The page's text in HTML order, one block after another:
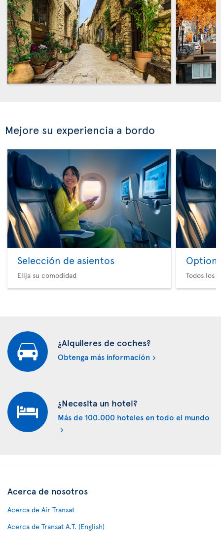
Mejore su experiencia a bordo
Selección de asientos
Elija su comodidad
Option
Todos los
¿Alquileres de coches?
Obtenga más información
¿Necesita un hotel?
Más de 100.000 hoteles en todo el mundo
Acerca de nosotros
Acerca de Air Transat
Acerca de Transat A.T. (English)